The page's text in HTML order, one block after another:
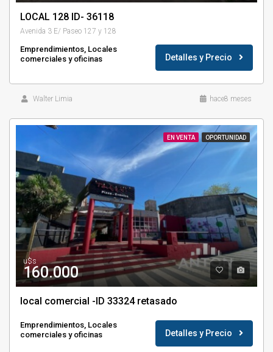
LOCAL 128 ID- 36118
Avenida 3 E/ Paseo 127 y 128
Emprendimientos, Locales
comerciales y oficinas
Detalles y Precio
Walter Limia hace8 meses
EN VENTA OPORTUNIDAD
u$s
160.000
local comercial -ID 33324 retasado
Emprendimientos, Locales
comerciales y oficinas
Detalles y Precio